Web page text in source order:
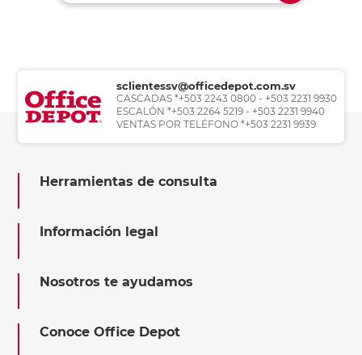
sclientessv@officedepot.com.sv
CASCADAS *+503 2243 0800 - +503 2231 9930
ESCALÓN *+503 2264 5219 - +503 2231 9940
VENTAS POR TELÉFONO *+503 2231 9939
Herramientas de consulta
Información legal
Nosotros te ayudamos
Conoce Office Depot